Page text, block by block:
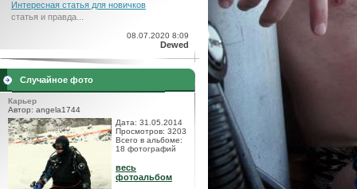
Интересная статья для новичков
статья и правда...
08.07.2020 8:09
Dewed
Случайное фото
Карьер
Автор: angela1744
Дата: 31.05.2014
Просмотров: 3203
Всего в альбоме:
18 фотографий
весь
фотоальбом